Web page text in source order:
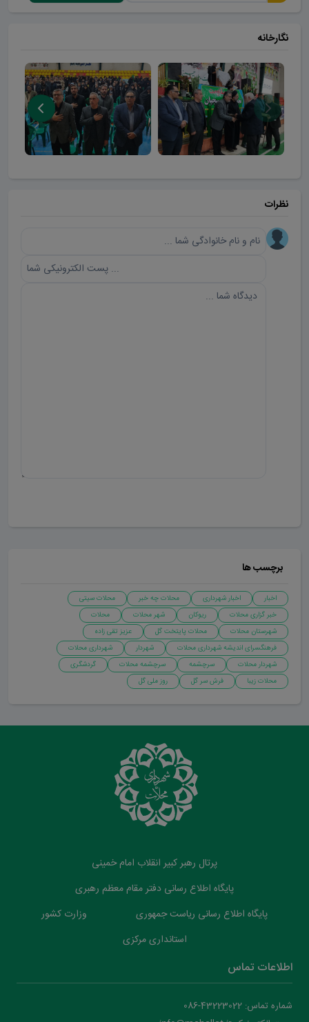
نگارخانه
نظرات
برچسب ها
اخبار اخبار شهرداری محلات چه خبر
محلات سیتی
خبر گزاری محلات
ریوکان شهر محلات
محلات
شهرستان محلات
محلات پایتخت گل
عزیز تقی زاده
فرهنگسرای اندیشه شهرداری محلات
شهردار
شهرداری محلات
شهردار محلات
سرچشمه سرچشمه محلات
گردشگری
محلات زیبا
فرش سر گل روز ملی گل
پرتال رهبر کبیر انقلاب امام خمینی
پایگاه اطلاع رسانی دفتر مقام معظم رهبری
پایگاه اطلاع رسانی ریاست جمهوری
وزارت کشور
استانداری مرکزی
اطلاعات تماس
شماره تماس: 43223022-086